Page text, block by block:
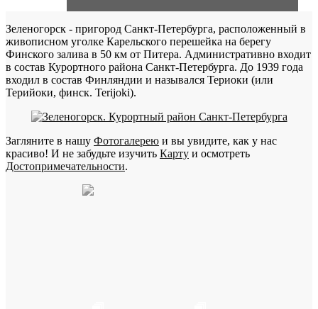
Зеленогорск - пригород Санкт-Петербурга, расположенный в
живописном уголке Карельского перешейка на берегу
Финского залива в 50 км от Питера. Административно входит
в состав Курортного района Санкт-Петербурга. До 1939 года
входил в состав Финляндии и назывался Териоки (или
Терийоки, финск. Terijoki).
Загляните в нашу Фотогалерею и вы увидите, как у нас
красиво! И не забудьте изучить Карту и осмотреть
Достопримечательности.